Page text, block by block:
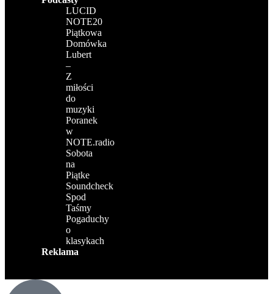
LUCID
NOTE20
Piątkowa
Domówka
Lubert
–
Z
miłości
do
muzyki
Poranek
w
NOTE.radio
Sobota
na
Piątke
Soundcheck
Spod
Taśmy
Pogaduchy
o
klasykach
Reklama